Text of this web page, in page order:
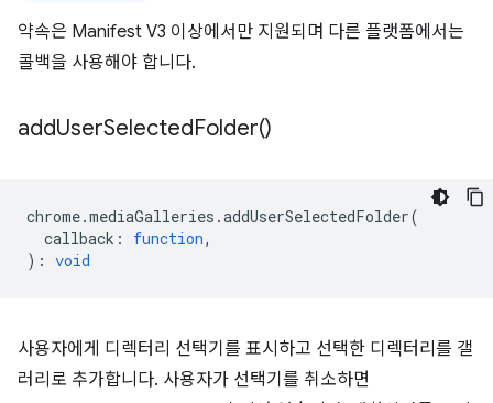
약속은 Manifest V3 이상에서만 지원되며 다른 플랫폼에서는
콜백을 사용해야 합니다.
addUserSelectedFolder()
chrome.mediaGalleries .addUserSelectedFolder(
callback : function,
) : void
사용자에게 디렉터리 선택기를 표시하고 선택한 디렉터리를 갤
러리로 추가합니다. 사용자가 선택기를 취소하면